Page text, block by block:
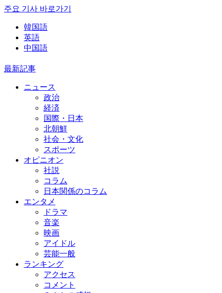
주요 기사 바로가기
韓国語
英語
中国語
最新記事
ニュース
政治
経済
国際・日本
北朝鮮
社会・文化
スポーツ
オピニオン
社説
コラム
日本関係のコラム
エンタメ
ドラマ
音楽
映画
アイドル
芸能一般
ランキング
アクセス
コメント